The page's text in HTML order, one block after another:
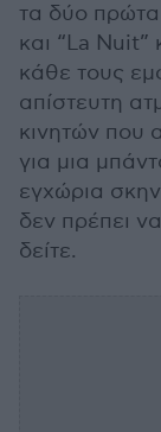
τα δύο
και “La Nuit”
κάθε τους
απίστευτη
κινητών που
για μια
εγχώρια
δεν πρέπει
δείτε.